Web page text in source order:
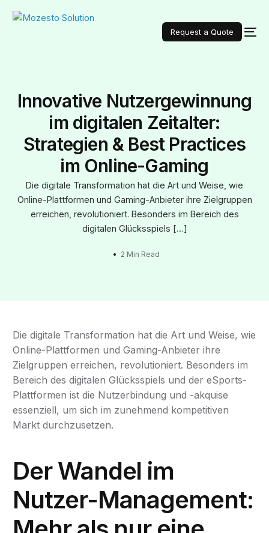
Request a Quote
Innovative Nutzergewinnung
im digitalen Zeitalter:
Strategien & Best Practices
im Online-Gaming
Die digitale Transformation hat die Art und Weise, wie
Online-Plattformen und Gaming-Anbieter ihre Zielgruppen
erreichen, revolutioniert. Besonders im Bereich des
digitalen Glücksspiels […]
2 Min Read
Die digitale Transformation hat die Art und Weise, wie
Online-Plattformen und Gaming-Anbieter ihre
Zielgruppen erreichen, revolutioniert. Besonders im
Bereich des digitalen Glücksspiels und der eSports-
Plattformen ist die Nutzerbindung und -akquise
essenziell, um sich im zunehmend kompetitiven
Markt durchzusetzen.
Der Wandel im
Nutzer-Management: